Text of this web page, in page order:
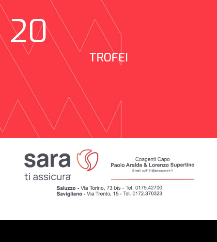
Attendi Grazie...
20
TROFEI